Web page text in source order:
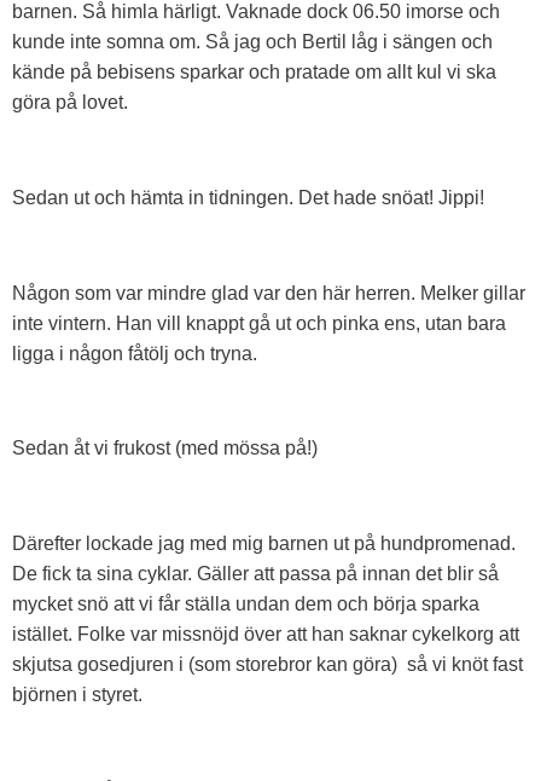
barnen. Så himla härligt. Vaknade dock 06.50 imorse och
kunde inte somna om. Så jag och Bertil låg i sängen och
kände på bebisens sparkar och pratade om allt kul vi ska
göra på lovet.
Sedan ut och hämta in tidningen. Det hade snöat! Jippi!
Någon som var mindre glad var den här herren. Melker gillar
inte vintern. Han vill knappt gå ut och pinka ens, utan bara
ligga i någon fåtölj och tryna.
Sedan åt vi frukost (med mössa på!)
Därefter lockade jag med mig barnen ut på hundpromenad.
De fick ta sina cyklar. Gäller att passa på innan det blir så
mycket snö att vi får ställa undan dem och börja sparka
istället. Folke var missnöjd över att han saknar cykelkorg att
skjutsa gosedjuren i (som storebror kan göra) så vi knöt fast
björnen i styret.